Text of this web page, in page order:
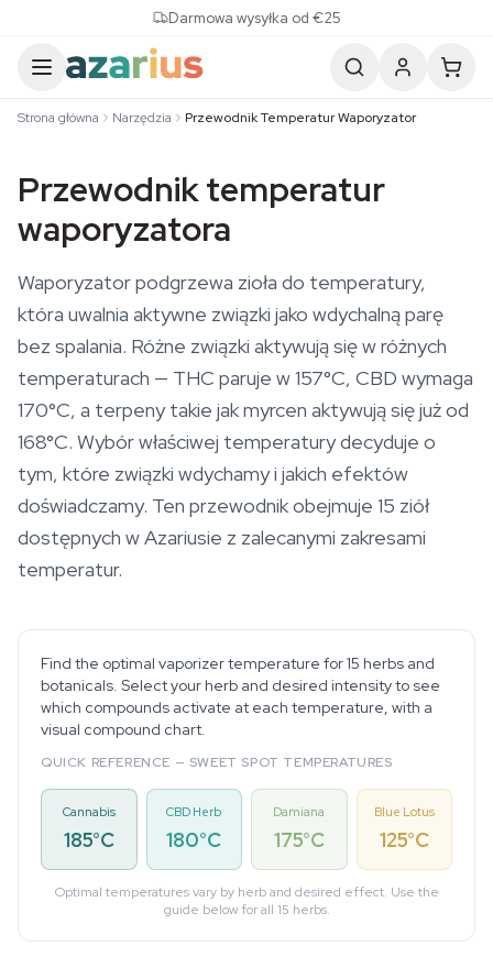
Darmowa wysyłka od €25
Strona główna Narzędzia Przewodnik Temperatur Waporyzator
Przewodnik temperatur
waporyzatora
Waporyzator podgrzewa zioła do temperatury,
która uwalnia aktywne związki jako wdychalną parę
bez spalania. Różne związki aktywują się w różnych
temperaturach — THC paruje w 157°C, CBD wymaga
170°C, a terpeny takie jak myrcen aktywują się już od
168°C. Wybór właściwej temperatury decyduje o
tym, które związki wdychamy i jakich efektów
doświadczamy. Ten przewodnik obejmuje 15 ziół
dostępnych w Azariusie z zalecanymi zakresami
temperatur.
Find the optimal vaporizer temperature for 15 herbs and
botanicals. Select your herb and desired intensity to see
which compounds activate at each temperature, with a
visual compound chart.
QUICK REFERENCE — SWEET SPOT TEMPERATURES
Cannabis
185°C
CBD Herb
180°C
Damiana
175°C
Blue Lotus
125°C
Optimal temperatures vary by herb and desired effect. Use the
guide below for all 15 herbs.